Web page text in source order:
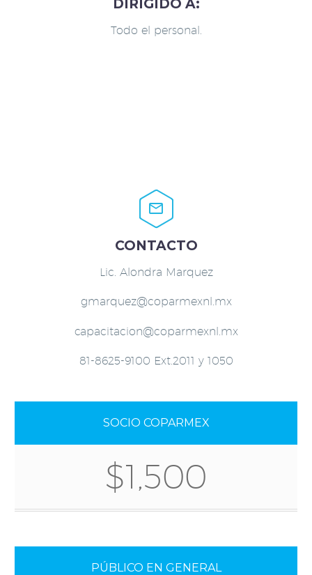
DIRIGIDO A:
Todo el personal.


CONTACTO
Lic. Alondra Marquez
gmarquez@coparmexnl.mx
capacitacion@coparmexnl.mx
81-8625-9100 Ext.2011 y 1050
SOCIO COPARMEX
$1,500
PÚBLICO EN GENERAL